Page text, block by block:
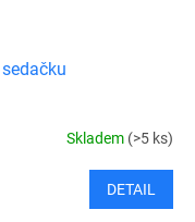
Skladem (>5 ks)
DETAIL